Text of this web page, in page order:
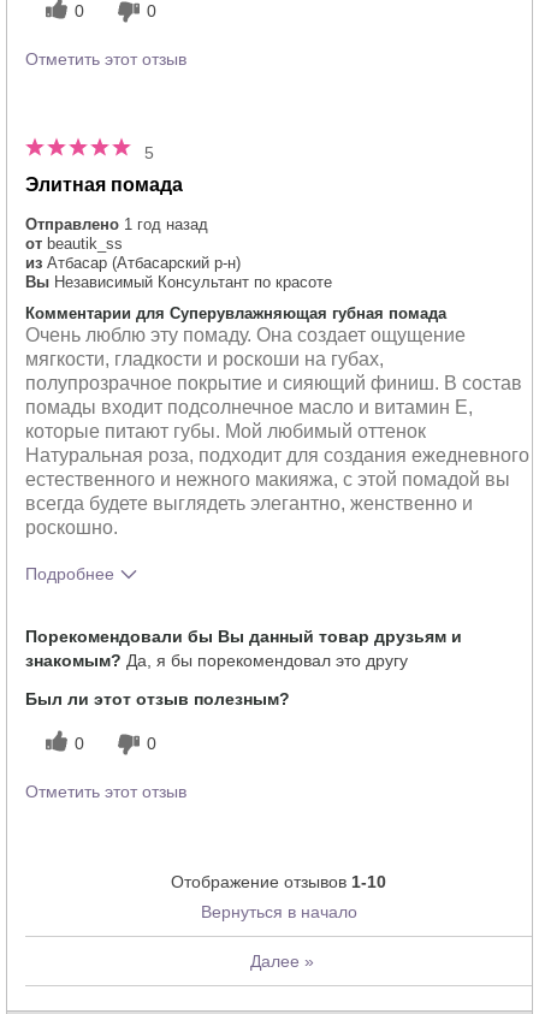
0 0
Отметить этот отзыв
5
Элитная помада
Отправлено 1 год назад
от beautik_ss
из Атбасар (Атбасарский р-н)
Вы Независимый Консультант по красоте
Комментарии для Суперувлажняющая губная помада
Очень люблю эту помаду. Она создает ощущение
мягкости, гладкости и роскоши на губах,
полупрозрачное покрытие и сияющий финиш. В состав
помады входит подсолнечное масло и витамин Е,
которые питают губы. Мой любимый оттенок
Натуральная роза, подходит для создания ежедневного
естественного и нежного макияжа, с этой помадой вы
всегда будете выглядеть элегантно, женственно и
роскошно.
Подробнее
продукта?
Как отличается опыт использования
этого продукта от декоративной
Порекомендовали бы Вы данный товар друзьям и
знакомым? Да, я бы порекомендовал это другу
Был ли этот отзыв полезным?
0 0
Отметить этот отзыв
Отображение отзывов 1-10
Вернуться в начало
Далее »